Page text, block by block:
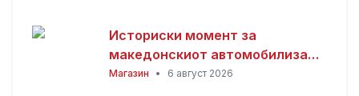
Историски момент за
македонскиот автомобилизам:
Иџе е прв возач од Балканот
Магазин • 6 август 2026